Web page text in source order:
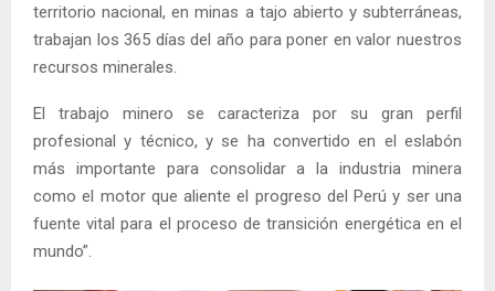
territorio nacional, en minas a tajo abierto y subterráneas,
trabajan los 365 días del año para poner en valor nuestros
recursos minerales.
El trabajo minero se caracteriza por su gran perfil
profesional y técnico, y se ha convertido en el eslabón
más importante para consolidar a la industria minera
como el motor que aliente el progreso del Perú y ser una
fuente vital para el proceso de transición energética en el
mundo”.